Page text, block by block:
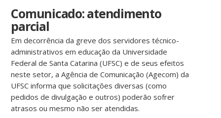
Comunicado: atendimento
parcial
Em decorrência da greve dos servidores técnico-
administrativos em educação da Universidade
Federal de Santa Catarina (UFSC) e de seus efeitos
neste setor, a Agência de Comunicação (Agecom) da
UFSC informa que solicitações diversas (como
pedidos de divulgação e outros) poderão sofrer
atrasos ou mesmo não ser atendidas.